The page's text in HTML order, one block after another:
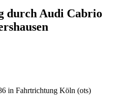
durch Audi Cabrio
in Fahrtrichtung Köln (ots)